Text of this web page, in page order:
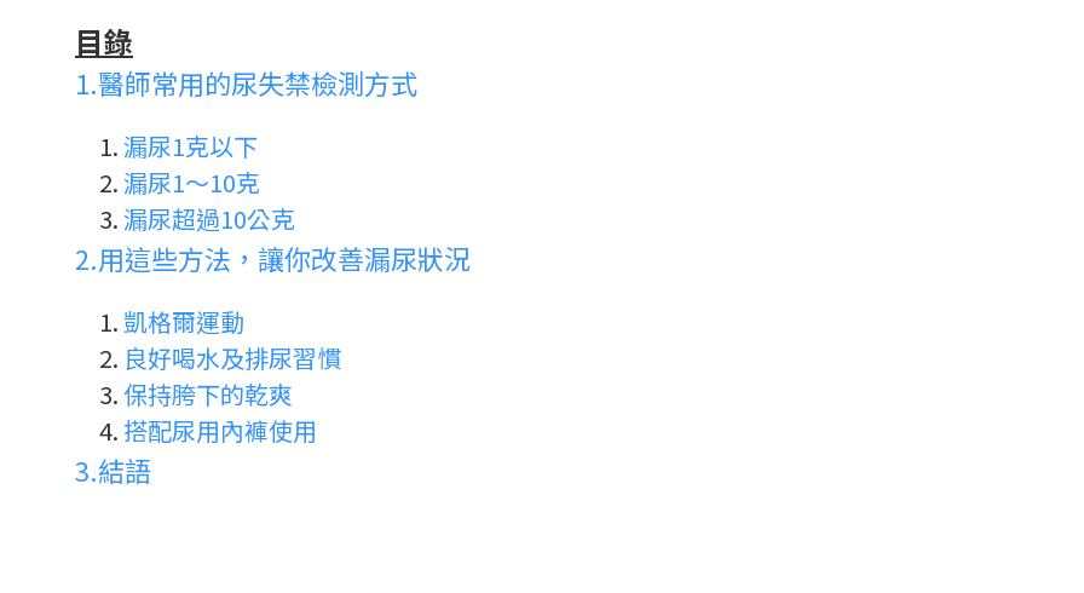
目錄
1.醫師常用的尿失禁檢測方式
漏尿1克以下
漏尿1～10克
漏尿超過10公克
2.用這些方法，讓你改善漏尿狀況
凱格爾運動
良好喝水及排尿習慣
保持胯下的乾爽
搭配尿用內褲使用
3.結語